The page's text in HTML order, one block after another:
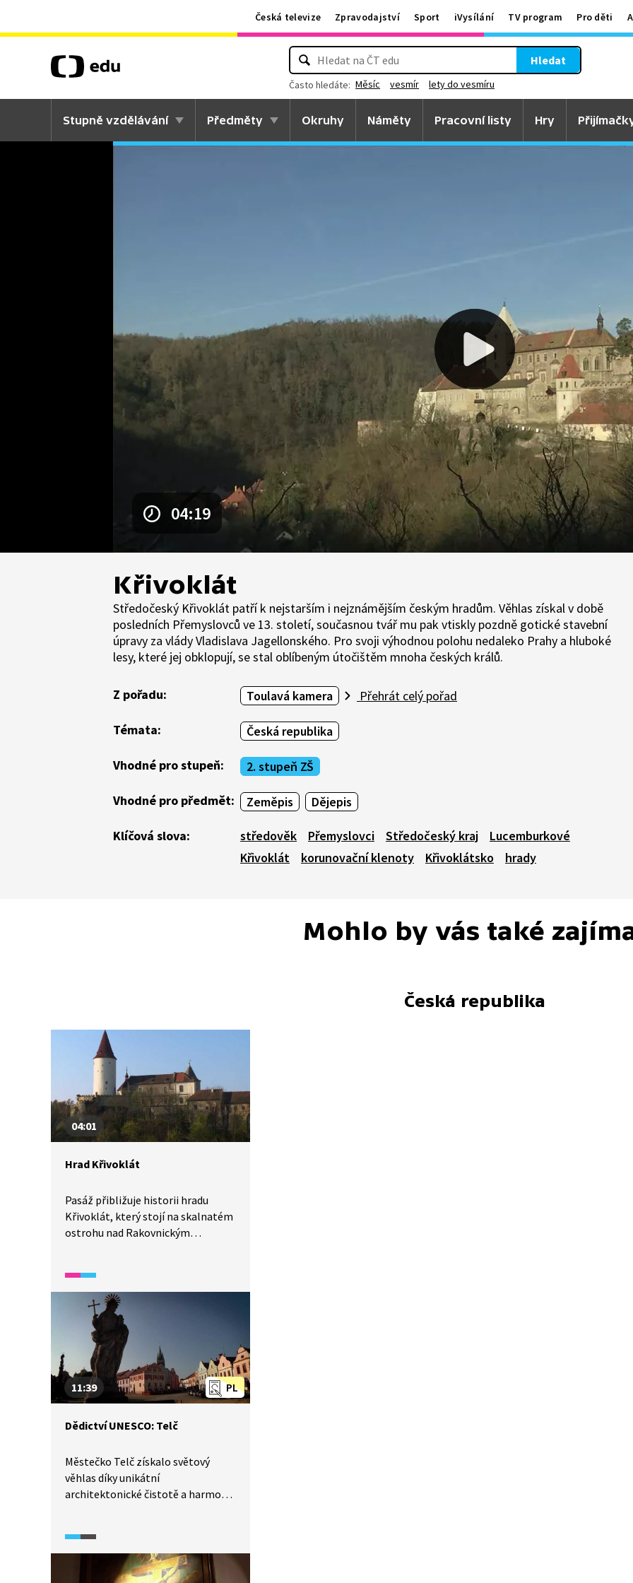
Česká televize Zpravodajství Sport iVysílání TV program Pro děti
Hledat
Často hledáte: Měsíc vesmír lety do vesmíru
Stupně vzdělávání Předměty Okruhy Náměty Pracovní listy Hry
04:19
Křivoklát
Středočeský Křivoklát patří k nejstarším i nejznámějším českým hradům. Věhlas získal v době
posledních Přemyslovců ve 13. století, současnou tvář mu pak vtiskly pozdně gotické stavební
úpravy za vlády Vladislava Jagellonského. Pro svoji výhodnou polohu nedaleko Prahy a hluboké
lesy, které jej obklopují, se stal oblíbeným útočištěm mnoha českých králů.
Z pořadu: Toulavá kamera Přehrát celý pořad
Témata: Česká republika
Vhodné pro stupeň: 2. stupeň ZŠ
Vhodné pro předmět: Zeměpis Dějepis
Klíčová slova: středověk Přemyslovci Středočeský kraj
Lucemburkové
Křivoklát
korunovační klenoty Křivoklátsko hrady
Mohlo by vás také
Česká republika
04:01
Hrad Křivoklát
Pasáž přibližuje historii hradu
Křivoklát, který stojí na skalnatém
ostrohu nad Rakovnickým
ve Středočeském kraji.
PL
11:39
Dědictví UNESCO: Telč
Městečko Telč získalo světový
věhlas díky unikátní
architektonické čistotě a harmonii,
století bylo město znovu
postaveno. Z tohoto období jsou
zachovány pozůstatky pozdně